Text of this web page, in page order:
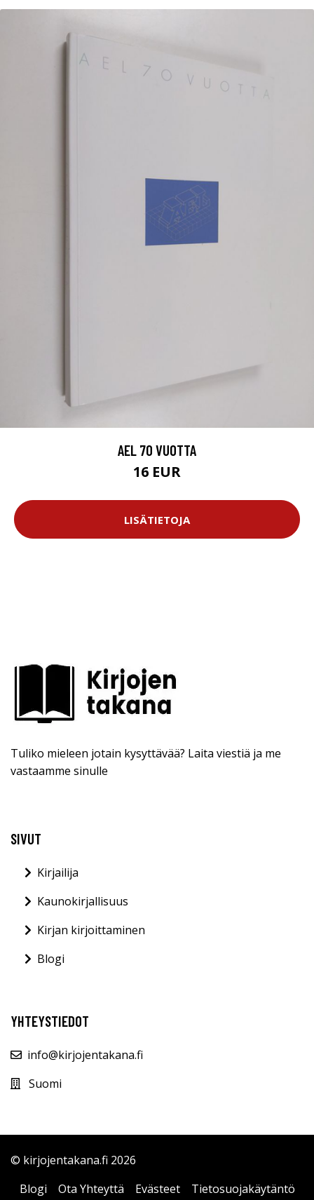
AEL 70 VUOTTA
16 EUR
LISÄTIETOJA
Tuliko mieleen jotain kysyttävää? Laita viestiä ja me
vastaamme sinulle
SIVUT
Kirjailija
Kaunokirjallisuus
Kirjan kirjoittaminen
Blogi
YHTEYSTIEDOT
info@kirjojentakana.fi
Suomi
© kirjojentakana.fi 2026
Blogi
Ota Yhteyttä Evästeet
Tietosuojakäytäntö